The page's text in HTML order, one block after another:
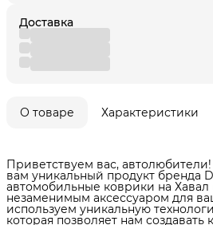
Доставка
О товаре Характеристики
Приветствуем вас,
вам уникальный продукт бренда
автомобильные коврики на Хавал
незаменимым аксессуаром для
используем уникальную
которая позволяет нам